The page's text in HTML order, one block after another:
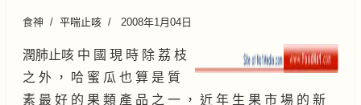
食神 平喘止咳 2008年1月04日
潤肺止咳 中 國 現 時 除 荔 枝
之 外 ， 哈 蜜 瓜 也 算 是 質
素 最 好 的 果 類 產 品 之 一 ， 近 年 生 果 市 場 的 新